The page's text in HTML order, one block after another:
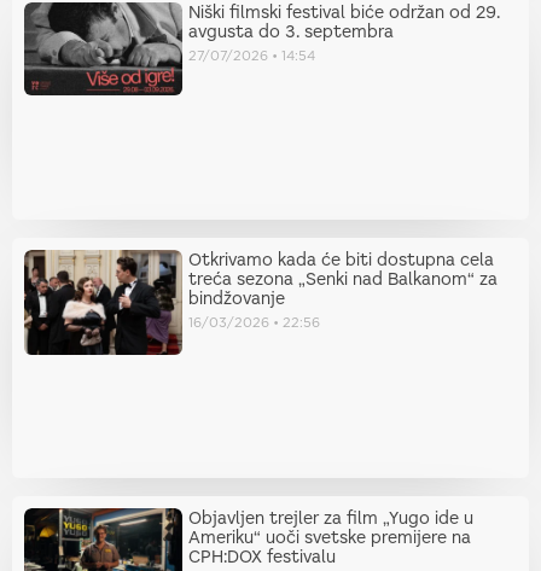
Niški filmski festival biće održan od 29.
avgusta do 3. septembra
27/07/2026 14:54
Otkrivamo kada će biti dostupna cela
treća sezona „Senki nad Balkanom“ za
bindžovanje
16/03/2026 22:56
Objavljen trejler za film „Yugo ide u
Ameriku“ uoči svetske premijere na
CPH:DOX festivalu